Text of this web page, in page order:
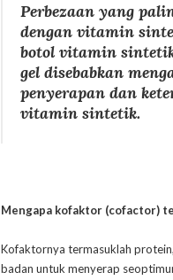
Perbezaan yang
dengan vitamin
botol vitamin
gel disebabkan
penyerapan dan
vitamin sintetik.
Mengapa kofaktor (cofactor)
Kofaktornya termasuklah
badan untuk menyerap